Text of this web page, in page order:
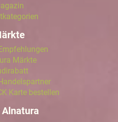
Märkte
Karte bestellen
Alnatura